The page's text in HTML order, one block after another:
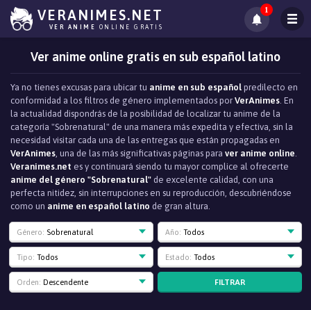
VERANIMES.NET
VER ANIME ONLINE GRATIS
1
Ver anime online gratis en sub español latino
Ya no tienes excusas para ubicar tu anime en sub español predilecto en
conformidad a los filtros de género implementados por VerAnimes. En
la actualidad dispondrás de la posibilidad de localizar tu anime de la
categoría "Sobrenatural" de una manera más expedita y efectiva, sin la
necesidad visitar cada una de las entregas que están propagadas en
VerAnimes, una de las más significativas páginas para ver anime online.
Veranimes.net es y continuará siendo tu mayor complice al ofrecerte
anime del género "Sobrenatural" de excelente calidad, con una
perfecta nitidez, sin interrupciones en su reproducción, descubriéndose
como un anime en español latino de gran altura.
Género: Sobrenatural Año: Todos
Tipo: Todos Estado: Todos
Orden: Descendente FILTRAR